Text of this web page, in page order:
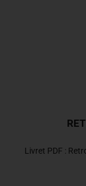
Livret PDF :